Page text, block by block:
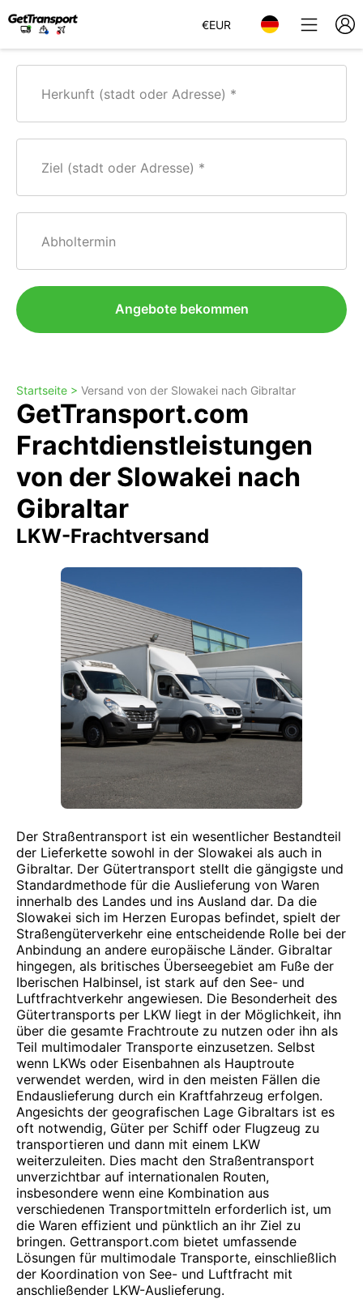
€EUR
Herkunft (stadt oder Adresse)
Ziel (stadt oder Adresse)
Abholtermin
Angebote bekommen
Startseite > Versand von der Slowakei nach Gibraltar
GetTransport.com
Frachtdienstleistungen
von der Slowakei nach
Gibraltar
LKW-Frachtversand
Der Straßentransport ist ein wesentlicher Bestandteil
der Lieferkette sowohl in der Slowakei als auch in
Gibraltar. Der Gütertransport stellt die gängigste und
Standardmethode für die Auslieferung von Waren
innerhalb des Landes und ins Ausland dar. Da die
Slowakei sich im Herzen Europas befindet, spielt der
Straßengüterverkehr eine entscheidende Rolle bei der
Anbindung an andere europäische Länder. Gibraltar
hingegen, als britisches Überseegebiet am Fuße der
Iberischen Halbinsel, ist stark auf den See- und
Luftfrachtverkehr angewiesen. Die Besonderheit des
Gütertransports per LKW liegt in der Möglichkeit, ihn
über die gesamte Frachtroute zu nutzen oder ihn als
Teil multimodaler Transporte einzusetzen. Selbst
wenn LKWs oder Eisenbahnen als Hauptroute
verwendet werden, wird in den meisten Fällen die
Endauslieferung durch ein Kraftfahrzeug erfolgen.
Angesichts der geografischen Lage Gibraltars ist es
oft notwendig, Güter per Schiff oder Flugzeug zu
transportieren und dann mit einem LKW
weiterzuleiten. Dies macht den Straßentransport
unverzichtbar auf internationalen Routen,
insbesondere wenn eine Kombination aus
verschiedenen Transportmitteln erforderlich ist, um
die Waren effizient und pünktlich an ihr Ziel zu
bringen. Gettransport.com bietet umfassende
Lösungen für multimodale Transporte, einschließlich
der Koordination von See- und Luftfracht mit
anschließender LKW-Auslieferung.